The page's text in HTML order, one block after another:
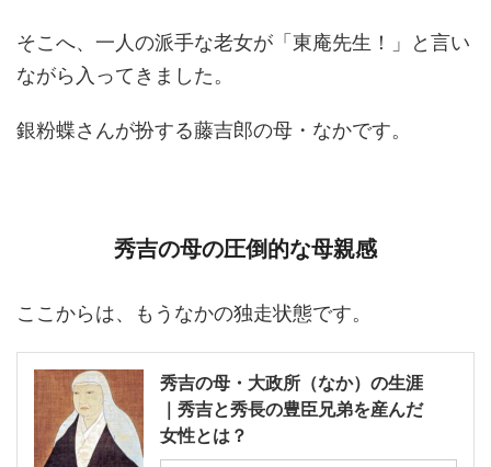
そこへ、一人の派手な老女が「東庵先生！」と言い
ながら入ってきました。
銀粉蝶さんが扮する藤吉郎の母・なかです。
秀吉の母の圧倒的な母親感
ここからは、もうなかの独走状態です。
秀吉の母・大政所（なか）の生涯
｜秀吉と秀長の豊臣兄弟を産んだ
女性とは？